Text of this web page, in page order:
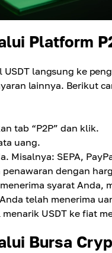
Platform
langsung ke
lainnya. Berikut
tab “P2P” dan klik.
uang.
Misalnya: SEPA,
dengan
syarat Anda,
telah menerima
USDT ke fiat
Bursa